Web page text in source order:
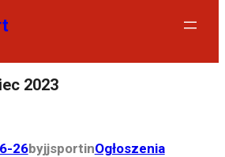
2023
26byjjsportinOgłoszenia